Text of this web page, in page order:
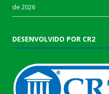
de 2026
DESENVOLVIDO POR CR2